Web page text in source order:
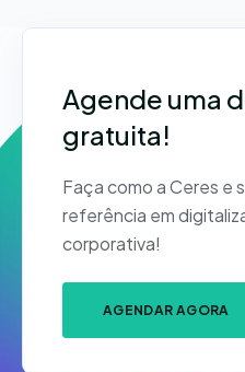
Agende uma
gratuita!
Faça como a Ceres e
referência em
corporativa!
AGENDAR AGORA